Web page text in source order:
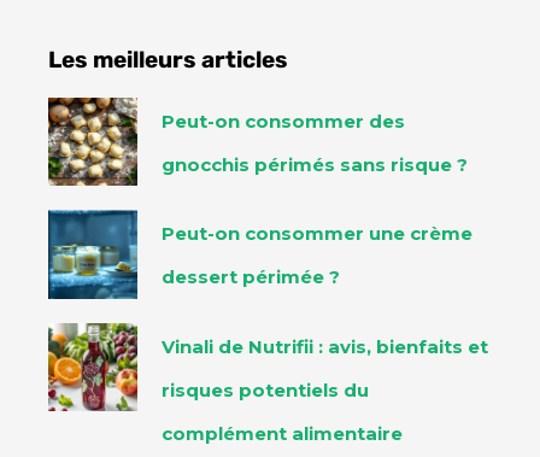
Les meilleurs articles
Peut-on consommer des
gnocchis périmés sans risque ?
Peut-on consommer une crème
dessert périmée ?
Vinali de Nutrifii : avis, bienfaits et
risques potentiels du
complément alimentaire